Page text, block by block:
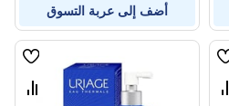
أضف إلى عربة التسوق
قائمة
قارن
قائمة
قارن